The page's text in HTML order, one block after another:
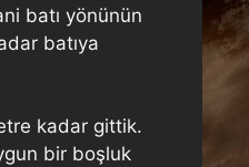
batı yönünün
batıya
kadar gittik.
bir boşluk